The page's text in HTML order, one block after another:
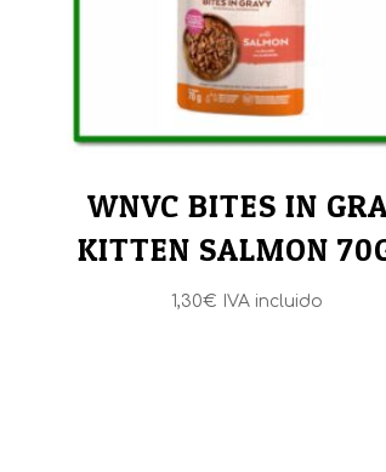
WNVC BITES IN
KITTEN SALMON
1,30€ IVA incluido